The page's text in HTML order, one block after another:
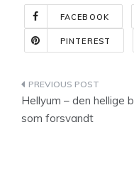
FACEBOOK
PINTEREST
Hellyum – den hellige
som forsvandt